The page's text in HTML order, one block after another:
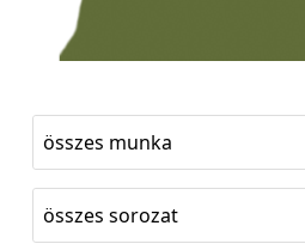
összes munka
összes sorozat